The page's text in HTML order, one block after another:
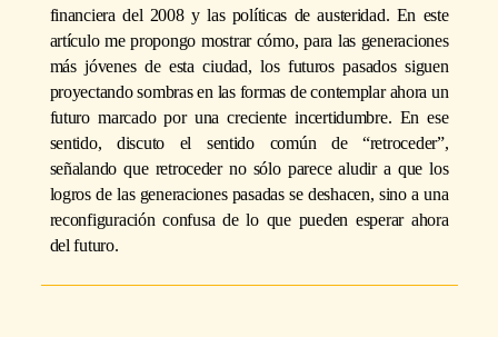
financiera del 2008 y las políticas de austeridad. En este
artículo me propongo mostrar cómo, para las generaciones
más jóvenes de esta ciudad, los futuros pasados siguen
proyectando sombras en las formas de contemplar ahora un
futuro marcado por una creciente incertidumbre. En ese
sentido, discuto el sentido común de “retroceder”,
señalando que retroceder no sólo parece aludir a que los
logros de las generaciones pasadas se deshacen, sino a una
reconfiguración confusa de lo que pueden esperar ahora
del futuro.